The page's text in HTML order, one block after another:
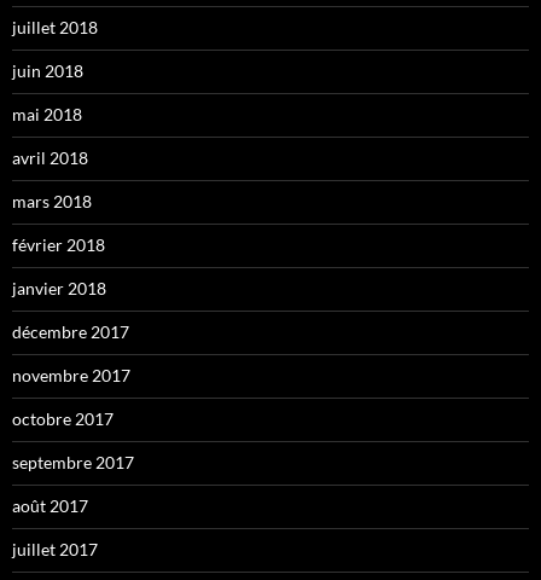
juillet 2018
juin 2018
mai 2018
avril 2018
mars 2018
février 2018
janvier 2018
décembre 2017
novembre 2017
octobre 2017
septembre 2017
août 2017
juillet 2017